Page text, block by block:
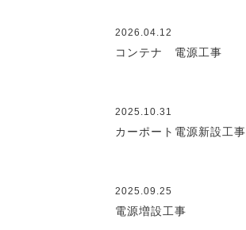
2026.04.12
コンテナ 電源工事
2025.10.31
カーポート電源新設工事
2025.09.25
電源増設工事